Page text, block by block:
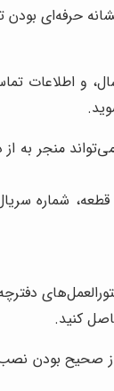
حرفه‌ای بودن
و اطلاعات
منجر
قطعه، شماره
دفترچه
کنید.
بودن نصب و